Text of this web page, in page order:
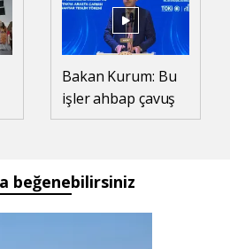
Bakan Kurum: Bu
işler ahbap çavuş
ilişkisiyle yürümez
beğenebilirsiniz